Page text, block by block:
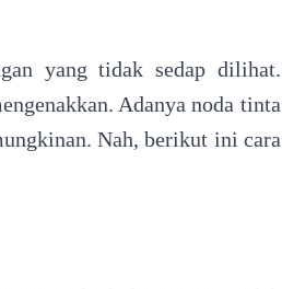
yang tidak sedap dilihat.
Adanya noda tinta
Nah, berikut ini cara